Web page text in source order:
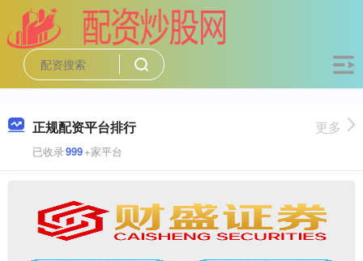
正规配资平台排行
已收录999+家平台
更多